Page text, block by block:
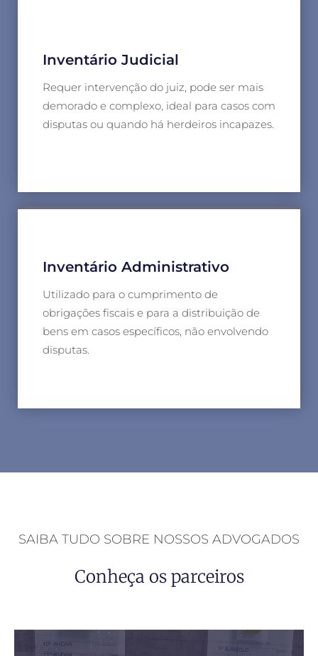
Inventário Judicial
Requer intervenção do juiz, pode ser mais
demorado e complexo, ideal para casos com
disputas ou quando há herdeiros incapazes.
Inventário Administrativo
Utilizado para o cumprimento de
obrigações fiscais e para a distribuição de
bens em casos específicos, não envolvendo
disputas.
SAIBA TUDO SOBRE NOSSOS ADVOGADOS
Conheça os parceiros